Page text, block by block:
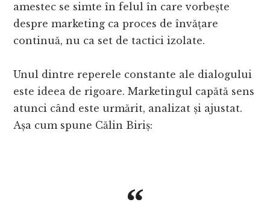
amestec se simte în felul în care vorbește
despre marketing ca proces de învățare
continuă, nu ca set de tactici izolate.
Unul dintre reperele constante ale dialogului
este ideea de rigoare. Marketingul capătă sens
atunci când este urmărit, analizat și ajustat.
Așa cum spune Călin Biriș: